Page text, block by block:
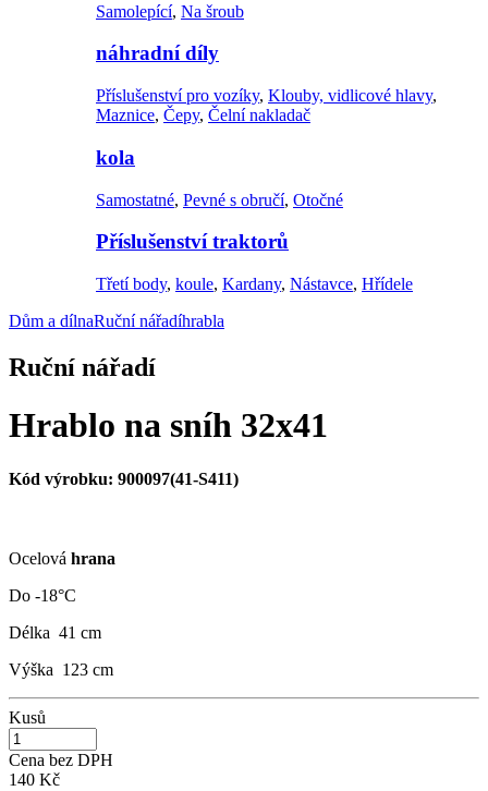
Samolepící, Na šroub
náhradní díly
Příslušenství pro vozíky, Klouby, vidlicové hlavy,
Maznice, Čepy, Čelní nakladač
kola
Samostatné, Pevné s obručí, Otočné
Příslušenství traktorů
Třetí body, koule, Kardany, Nástavce, Hřídele
Dům a dílnaRuční nářadíhrabla
Ruční nářadí
Hrablo na sníh 32x41
Kód výrobku: 900097(41-S411)
Ocelová hrana
Do -18°C
Délka 41 cm
Výška 123 cm
Kusů
Cena bez DPH
140 Kč